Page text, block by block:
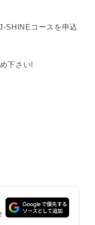
SHINEコースを申込
下さい!